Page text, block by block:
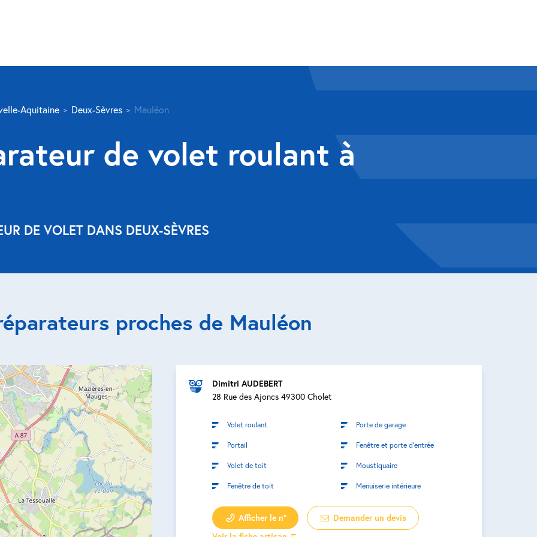
Aquitaine Deux-Sèvres Mauléon
de volet roulant à
DE VOLET DANS DEUX-SÈVRES
proches de Mauléon
Dimitri AUDEBERT
28 Rue des Ajoncs 49300 Cholet
Volet roulant Porte de garage
Portail Fenêtre et porte d’entrée
Volet de toit Moustiquaire
Fenêtre de toit Menuiserie intérieure
Afficher le n°
Demander un devis